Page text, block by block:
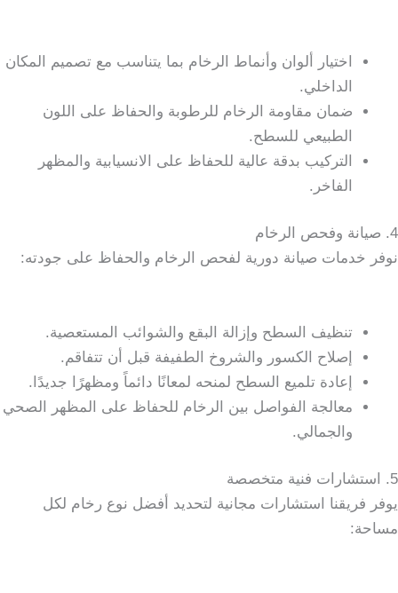
اختيار ألوان وأنماط الرخام بما يتناسب مع تصميم المكان
الداخلي.
ضمان مقاومة الرخام للرطوبة والحفاظ على اللون
الطبيعي للسطح.
التركيب بدقة عالية للحفاظ على الانسيابية والمظهر
الفاخر.
4. صيانة وفحص الرخام
نوفر خدمات صيانة دورية لفحص الرخام والحفاظ على جودته:
تنظيف السطح وإزالة البقع والشوائب المستعصية.
إصلاح الكسور والشروخ الطفيفة قبل أن تتفاقم.
إعادة تلميع السطح لمنحه لمعانًا دائماً ومظهرًا جديدًا.
معالجة الفواصل بين الرخام للحفاظ على المظهر الصحي
والجمالي.
5. استشارات فنية متخصصة
يوفر فريقنا استشارات مجانية لتحديد أفضل نوع رخام لكل
مساحة: